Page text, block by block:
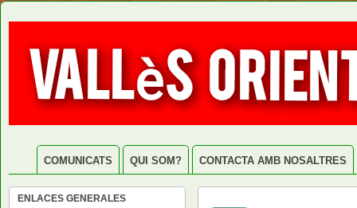
COMUNICATS QUI SOM? CONTACTA AMB NOSALTRES
ENLACES GENERALES